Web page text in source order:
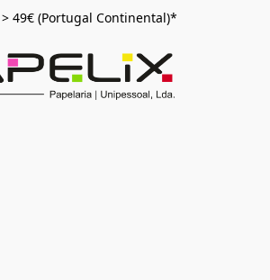
49€ (Portugal Continental)*